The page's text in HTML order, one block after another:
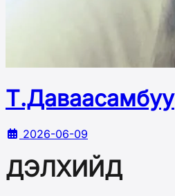
Т.Даваасамбуу
2026-06-09
ДЭЛХИЙД